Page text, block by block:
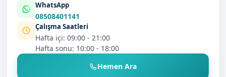
WhatsApp
08508401141
Çalışma Saatleri
Hafta içi: 09:00 - 21:00
Hafta sonu: 10:00 - 18:00
Hemen Ara